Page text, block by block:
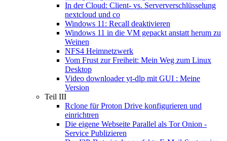
In der Cloud: Client- vs. Serververschlüsselung
nextcloud und co
Windows 11: Recall deaktivieren
Windows 11 in die VM gepackt anstatt herum zu
Weinen
NFS4 Heimnetzwerk
Vom Frust zur Freiheit: Mein Weg zum Linux
Desktop
Video downloader yt-dlp mit GUI : Meine
Version
Teil III
Rclone für Proton Drive konfigurieren und
einrichtren
Die eigene Webseite Parallel als Tor Onion -
Service Publizieren